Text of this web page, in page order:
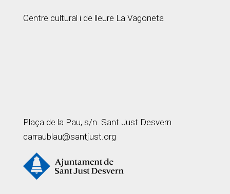
Centre cultural i de lleure La Vagoneta
Plaça de la Pau, s/n. Sant Just Desvern
carraublau@santjust.org